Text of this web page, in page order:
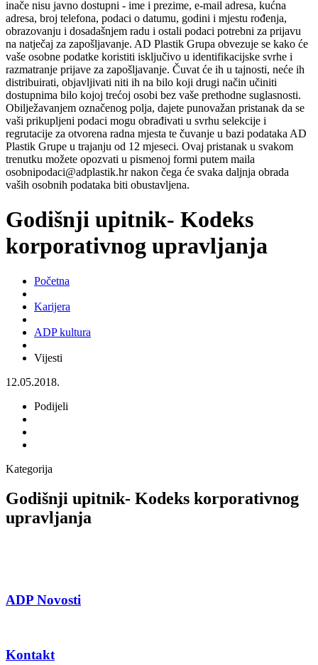
inače nisu javno dostupni - ime i prezime, e-mail adresa, kućna
adresa, broj telefona, podaci o datumu, godini i mjestu rođenja,
obrazovanju i dosadašnjem radu i ostali podaci potrebni za prijavu
na natječaj za zapošljavanje. AD Plastik Grupa obvezuje se kako će
vaše osobne podatke koristiti isključivo u identifikacijske svrhe i
razmatranje prijave za zapošljavanje. Čuvat će ih u tajnosti, neće ih
distribuirati, objavljivati niti ih na bilo koji drugi način učiniti
dostupnima bilo kojoj trećoj osobi bez vaše prethodne suglasnosti.
Obilježavanjem označenog polja, dajete punovažan pristanak da se
vaši prikupljeni podaci mogu obrađivati u svrhu selekcije i
regrutacije za otvorena radna mjesta te čuvanje u bazi podataka AD
Plastik Grupe u trajanju od 12 mjeseci. Ovaj pristanak u svakom
trenutku možete opozvati u pismenoj formi putem maila
osobnipodaci@adplastik.hr nakon čega će svaka daljnja obrada
vaših osobnih podataka biti obustavljena.
Godišnji upitnik- Kodeks
korporativnog upravljanja
Početna
Karijera
ADP kultura
Vijesti
12.05.2018.
Podijeli
Kategorija
Godišnji upitnik- Kodeks korporativnog
upravljanja
ADP Novosti
Kontakt